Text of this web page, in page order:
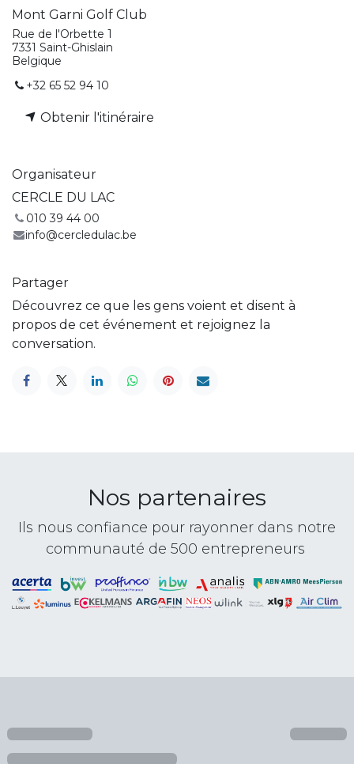
Mont Garni Golf Club
Rue de l'Orbette 1
7331 Saint-Ghislain
Belgique
+32 65 52 94 10
Obtenir l'itinéraire
Organisateur
CERCLE DU LAC
010 39 44 00
info@cercledulac.be
Partager
Découvrez ce que les gens voient et disent à
propos de cet événement et rejoignez la
conversation.
Nos partenaires
Ils nous confiance pour rayonner dans notre
communauté de 500 entrepreneurs